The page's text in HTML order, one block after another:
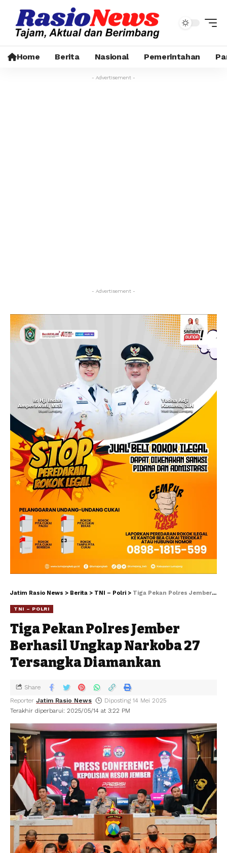
Home Berita Nasional Pemerintahan
- Advertisement -
- Advertisement -
Jatim Rasio News > Berita > TNI – Polri > Tiga Pekan Polres Jember Berhasil Ungkap Narkoba 27 Tersangka Diamankan
TNI – POLRI
Tiga Pekan Polres Jember
Berhasil Ungkap Narkoba 27
Tersangka Diamankan
Terakhir diperbarui: 2025/05/14 at 3:22 PM
Reporter Jatim Rasio News Diposting 14 Mei 2025
Share